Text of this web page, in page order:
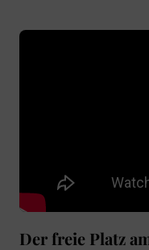
Der freie Platz